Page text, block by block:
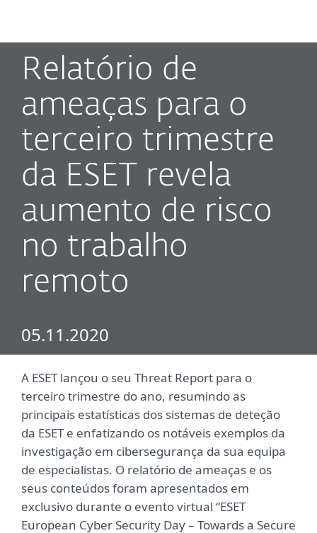
Relatório de
ameaças para o
terceiro trimestre
da ESET revela
aumento de risco
no trabalho
remoto
05.11.2020
A ESET lançou o seu Threat Report para o
terceiro trimestre do ano, resumindo as
principais estatísticas dos sistemas de deteção
da ESET e enfatizando os notáveis exemplos da
investigação em cibersegurança da sua equipa
de especialistas. O relatório de ameaças e os
seus conteúdos foram apresentados em
exclusivo durante o evento virtual “ESET
European Cyber Security Day – Towards a Secure